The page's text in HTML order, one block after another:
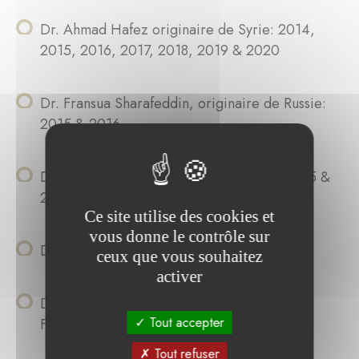
Dr. Ahmad Hafez originaire de Syrie: 2014,
2015, 2016, 2017, 2018, 2019 & 2020
Dr. Fransua Sharafeddin, originaire de Russie:
2015 & 2016
Dr Danil Kozyrev, originaire de Russie: 2015 &
2016
Dr. Joham Choque, du Pérou: 2016
Dr. Benham Rezai Jahromi, originaire de
Finlande: 2016
Ce site utilise des cookies et
vous donne le contrôle sur
ceux que vous souhaitez
activer
Tout accepter
Tout refuser